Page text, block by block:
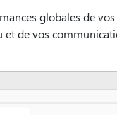
globales de
de vos